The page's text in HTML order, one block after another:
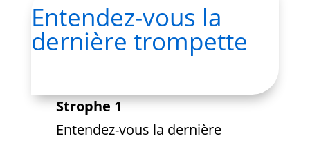
Entendez-vous la
dernière trompette
Strophe 1
Entendez-vous la dernière